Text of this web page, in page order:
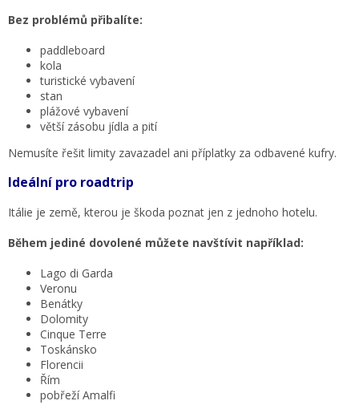
Bez problémů přibalíte:
paddleboard
kola
turistické vybavení
stan
plážové vybavení
větší zásobu jídla a pití
Nemusíte řešit limity zavazadel ani příplatky za odbavené kufry.
Ideální pro roadtrip
Itálie je země, kterou je škoda poznat jen z jednoho hotelu.
Během jediné dovolené můžete navštívit například:
Lago di Garda
Veronu
Benátky
Dolomity
Cinque Terre
Toskánsko
Florencii
Řím
pobřeží Amalfi